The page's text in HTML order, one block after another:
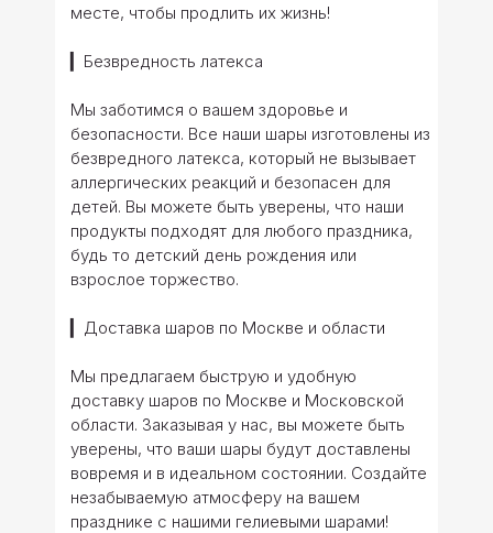
месте, чтобы продлить их жизнь!
▎Безвредность латекса
Мы заботимся о вашем здоровье и
безопасности. Все наши шары изготовлены из
безвредного латекса, который не вызывает
аллергических реакций и безопасен для
детей. Вы можете быть уверены, что наши
продукты подходят для любого праздника,
будь то детский день рождения или
взрослое торжество.
▎Доставка шаров по Москве и области
Мы предлагаем быструю и удобную
доставку шаров по Москве и Московской
области. Заказывая у нас, вы можете быть
уверены, что ваши шары будут доставлены
вовремя и в идеальном состоянии. Создайте
незабываемую атмосферу на вашем
празднике с нашими гелиевыми шарами!